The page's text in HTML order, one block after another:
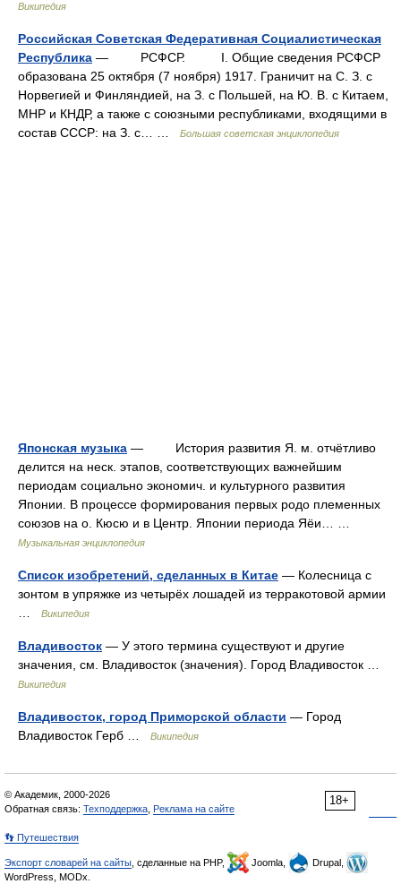
Википедия
Российская Советская Федеративная Социалистическая
Республика — РСФСР. I. Общие сведения РСФСР
образована 25 октября (7 ноября) 1917. Граничит на С. З. с
Норвегией и Финляндией, на З. с Польшей, на Ю. В. с Китаем,
МНР и КНДР, а также с союзными республиками, входящими в
состав СССР: на З. с… …
Большая советская энциклопедия
Японская музыка — История развития Я. м. отчётливо
делится на неск. этапов, соответствующих важнейшим
периодам социально экономич. и культурного развития
Японии. В процессе формирования первых родо племенных
союзов на о. Кюсю и в Центр. Японии периода Яёи… …
Музыкальная энциклопедия
Список изобретений, сделанных в Китае — Колесница с
зонтом в упряжке из четырёх лошадей из терракотовой армии
Википедия
Владивосток — У этого термина существуют и другие
значения, см. Владивосток (значения). Город Владивосток …
Википедия
Владивосток, город Приморской области — Город
Владивосток Герб …
Википедия
18+
© Академик, 2000-2026
Обратная связь: Техподдержка Реклама на сайте
👣 Путешествия
Экспорт словарей на сайты , сделанные на PHP, Joomla,
Drupal,
WordPress, MODx.